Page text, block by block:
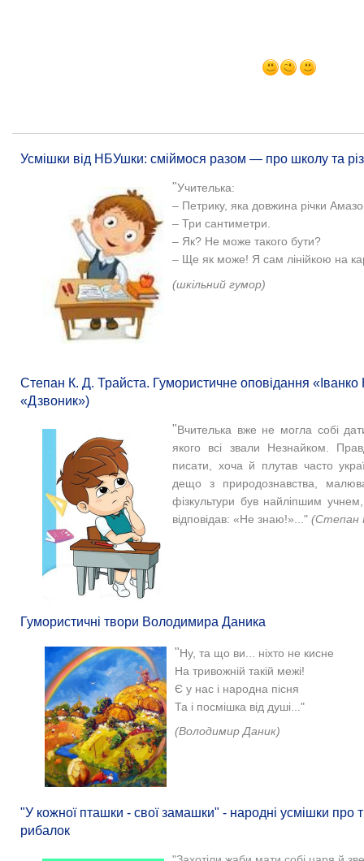
Усмішки від НБУшки: сміймося разом — про школу та
"Учителька:
– Петрику, яка довжина річки
– Три сантиметри.
– Як? Не може такого бути?
– Ще як може! Я сам лінійкою на
(шкільний гумор)
Степан К. Д. Трайста. Гумористичне оповідання
«Дзвоник»)
"Вчителька вже не могла собі
якого всі звали Незнайком.
писати, хоча й плутав часто
дещо з природознавства,
фізкультури був найліпшим
відповідав: «Не знаю!»..." (Степан
Гумористичні твори Володимира Даника
"Ну, та що ви... ніхто не кисне
На тривожній такій межі!
Є у нас і народна пісня
Та і посмішка від душі..."
(Володимир Даник)
"У кожної пташки - свої замашки" - народні усмішки про
рибалок